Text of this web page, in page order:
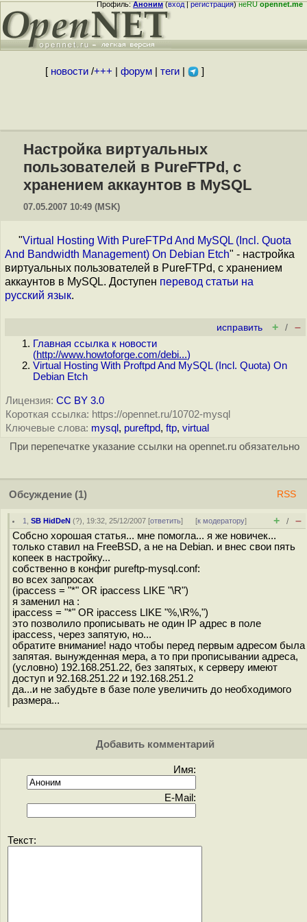
Профиль:Аноним(вход|регистрация)неRUopennet.me
[ новости/+++ форум| теги| ]
Настройка виртуальных
пользователей в PureFTPd, с
хранением аккаунтов в MySQL
07.05.2007 10:49 (MSK)
"Virtual Hosting With PureFTPd And MySQL (Incl. Quota
And Bandwidth Management) On Debian Etch" - настройка
виртуальных пользователей в PureFTPd, с хранением
аккаунтов в MySQL. Доступен перевод статьи на
русский язык.
исправить + / –
Главная ссылка к новости
(http://www.howtoforge.com/debi...)
Virtual Hosting With Proftpd And MySQL (Incl. Quota) On
Debian Etch
Лицензия: CC BY 3.0
Короткая ссылка: https://opennet.ru/10702-mysql
Ключевые слова: mysql , pureftpd, ftp, virtual
При перепечатке указание ссылки на opennet.ru обязательно
Обсуждение (1) RSS
1 ,SB HidDeN (?), 19:32, 25/12/2007 [ответить] [к модератору] + / –
Собсно хорошая статья... мне помогла... я же новичек...
только ставил на FreeBSD, а не на Debian. и внес свои пять
копеек в настройку...
собственно в конфиг pureftp-mysql.conf:
во всех запросах
(ipaccess = "*" OR ipaccess LIKE "\R")
я заменил на :
ipaccess = "*" OR ipaccess LIKE "%,\R%,")
это позволило прописывать не один IP адрес в поле
ipaccess, через запятую, но...
обратите внимание! надо чтобы перед первым адресом была
запятая. вынужденная мера, а то при прописывании адреса,
(условно) 192.168.251.22, без запятых, к серверу имеют
доступ и 92.168.251.22 и 192.168.251.2
да...и не забудьте в базе поле увеличить до необходимого
размера...
Добавить комментарий
Имя:
E-Mail:
Текст: